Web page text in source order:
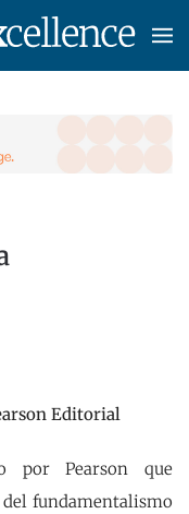
Editorial
por Pearson que
fundamentalismo